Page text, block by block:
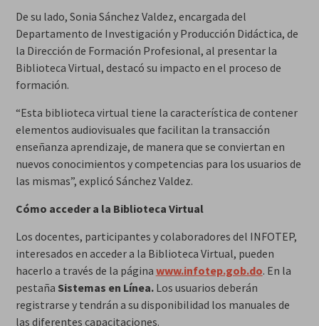
De su lado, Sonia Sánchez Valdez, encargada del
Departamento de Investigación y Producción Didáctica, de
la Dirección de Formación Profesional, al presentar la
Biblioteca Virtual, destacó su impacto en el proceso de
formación.
“Esta biblioteca virtual tiene la característica de contener
elementos audiovisuales que facilitan la transacción
enseñanza aprendizaje, de manera que se conviertan en
nuevos conocimientos y competencias para los usuarios de
las mismas”, explicó Sánchez Valdez.
Cómo acceder a la Biblioteca Virtual
Los docentes, participantes y colaboradores del INFOTEP,
interesados en acceder a la Biblioteca Virtual, pueden
hacerlo a través de la página www.infotep.gob.do. En la
pestaña Sistemas en Línea. Los usuarios deberán
registrarse y tendrán a su disponibilidad los manuales de
las diferentes capacitaciones.